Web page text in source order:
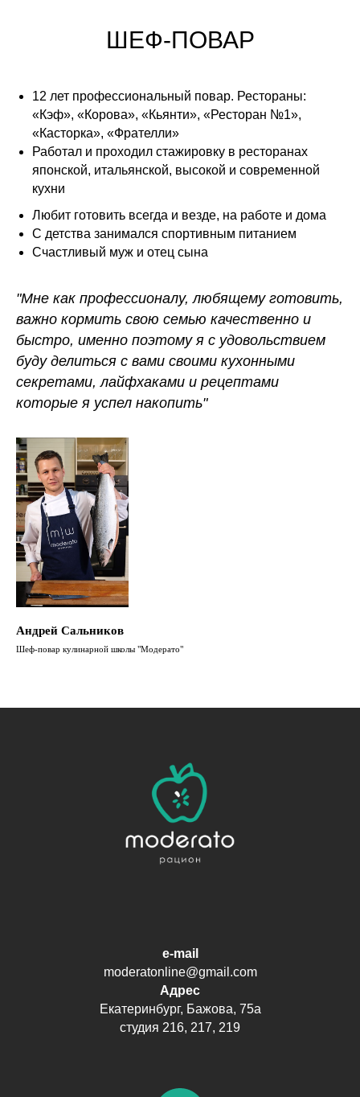
ШЕФ-ПОВАР
12 лет профессиональный повар. Рестораны:
«Кэф», «Корова», «Кьянти», «Ресторан №1»,
«Касторка», «Фрателли»
Работал и проходил стажировку в ресторанах
японской, итальянской, высокой и современной
кухни
Любит готовить всегда и везде, на работе и дома
С детства занимался спортивным питанием
Счастливый муж и отец сына
"Мне как профессионалу, любящему готовить,
важно кормить свою семью качественно и
быстро, именно поэтому я с удовольствием
буду делиться с вами своими кухонными
секретами, лайфхаками и рецептами
которые я успел накопить"
Андрей Сальников
Шеф-повар кулинарной школы "Модерато"
e-mail
moderatonline@gmail.com
Адрес
Екатеринбург, Бажова, 75а
студия 216, 217, 219